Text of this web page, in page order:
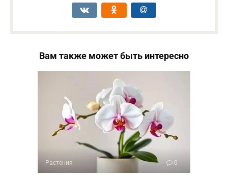
Вам также может быть интересно
Растения 0